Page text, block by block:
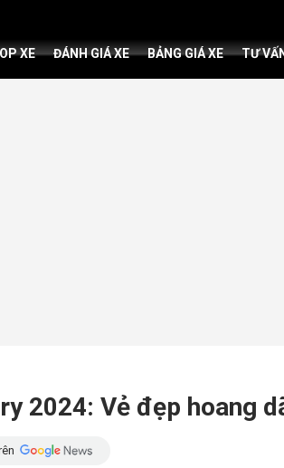
XE ĐÁNH GIÁ XE BẢNG GIÁ XE TƯ
2024: Vẻ đẹp hoang